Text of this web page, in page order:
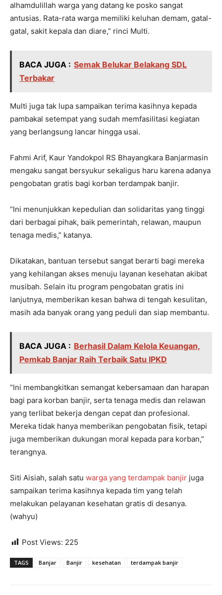
alhamdulillah warga yang datang ke posko sangat
antusias. Rata-rata warga memiliki keluhan demam, gatal-
gatal, sakit kepala dan diare,” rinci Multi.
BACA JUGA : Semak Belukar Belakang SDL
Terbakar
Multi juga tak lupa sampaikan terima kasihnya kepada
pambakal setempat yang sudah memfasilitasi kegiatan
yang berlangsung lancar hingga usai.
Fahmi Arif, Kaur Yandokpol RS Bhayangkara Banjarmasin
mengaku sangat bersyukur sekaligus haru karena adanya
pengobatan gratis bagi korban terdampak banjir.
“Ini menunjukkan kepedulian dan solidaritas yang tinggi
dari berbagai pihak, baik pemerintah, relawan, maupun
tenaga medis,” katanya.
Dikatakan, bantuan tersebut sangat berarti bagi mereka
yang kehilangan akses menuju layanan kesehatan akibat
musibah. Selain itu program pengobatan gratis ini
lanjutnya, memberikan kesan bahwa di tengah kesulitan,
masih ada banyak orang yang peduli dan siap membantu.
BACA JUGA : Berhasil Dalam Kelola Keuangan,
Pemkab Banjar Raih Terbaik Satu IPKD
“Ini membangkitkan semangat kebersamaan dan harapan
bagi para korban banjir, serta tenaga medis dan relawan
yang terlibat bekerja dengan cepat dan profesional.
Mereka tidak hanya memberikan pengobatan fisik, tetapi
juga memberikan dukungan moral kepada para korban,”
terangnya.
Siti Aisiah, salah satu warga yang terdampak banjir juga
sampaikan terima kasihnya kepada tim yang telah
melakukan pelayanan kesehatan gratis di desanya.
(wahyu)
Post Views: 225
TAGS Banjar Banjir kesehatan terdampak banjir